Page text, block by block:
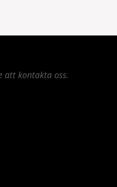
att kontakta oss.